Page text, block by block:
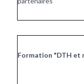
Formation "DTH et